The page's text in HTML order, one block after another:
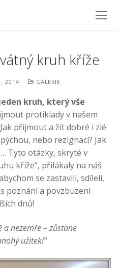
kruh kříže
2014 GALERIE
kruh, který vše
protiklady v našem
přijmout a žít dobré i zlé
nebo rezignací? Jak
Tyto otázky, skryté v
kříže“, přilákaly na náš
se zastavili, sdíleli,
poznání a povzbuzení
dnů!
a nezemře – zůstane
užitek!“